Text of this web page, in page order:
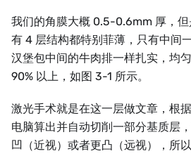
我们的角膜大概 0.5-0.6mm 厚，
有 4 层结构都特别菲薄，只有中间
汉堡包中间的牛肉排一样扎实，均
90% 以上，如图 3-1 所示。
激光手术就是在这一层做文章，根
电脑算出并自动切削一部分基质层
凹（近视）或者更凸（远视），所